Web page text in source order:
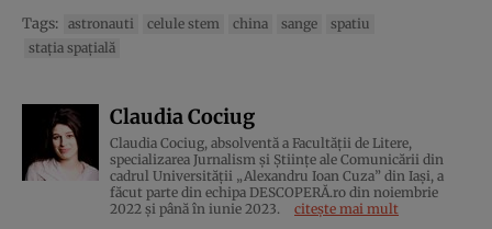
Tags: astronauti celule stem china sange
spatiu
staţia spaţială
Claudia Cociug
Claudia Cociug, absolventă a Facultății de Litere,
specializarea Jurnalism și Științe ale Comunicării din
cadrul Universității „Alexandru Ioan Cuza” din Iași, a
făcut parte din echipa DESCOPERĂ.ro din noiembrie
2022 și până în iunie 2023.
citește mai mult